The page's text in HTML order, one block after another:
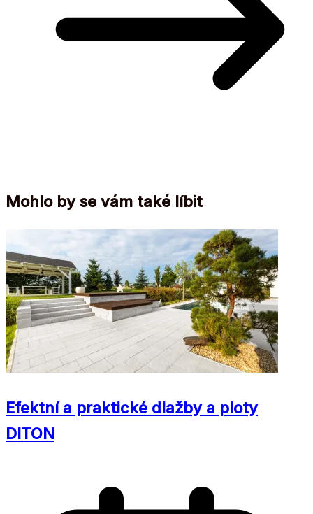
Mohlo by se vám také líbit
Efektní a praktické dlažby a ploty
DITON